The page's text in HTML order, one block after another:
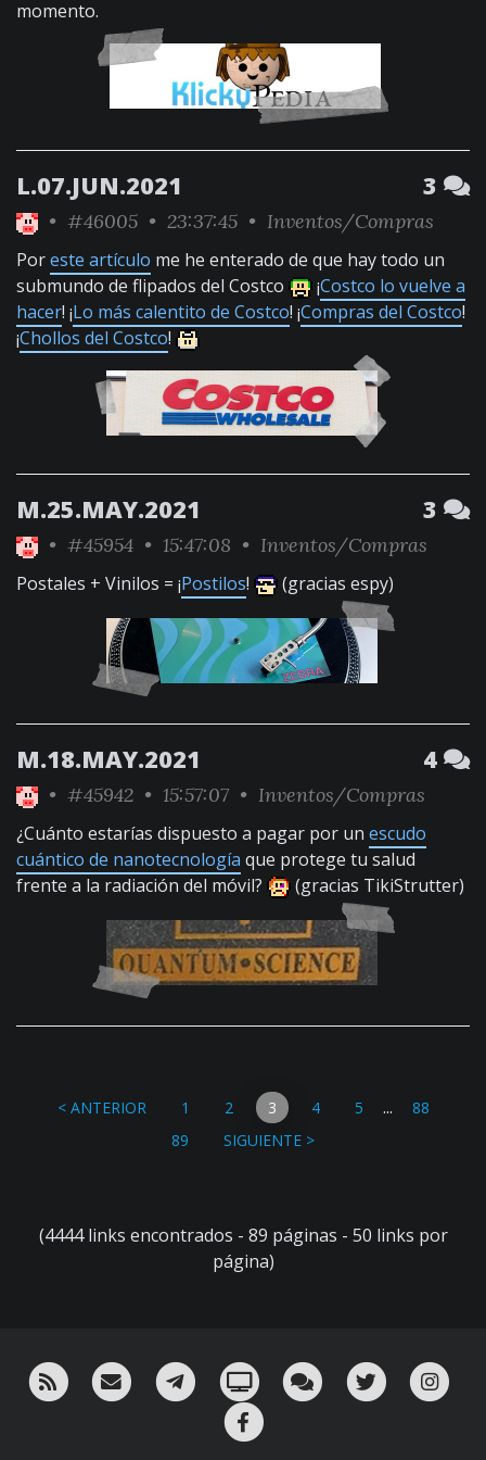
momento.
L.07.JUN.2021 3
• #46005 • 23:37:45 • Inventos/Compras
Poreste artículo me he enterado de que hay todo un
submundo de flipados del Costco
¡Costco lo vuelve a
hacer! ¡Lo más calentito de Costco! ¡Compras del Costco!
¡Chollos del Costco!
M.25.MAY.2021 3
• #45954 • 15:47:08 • Inventos/Compras
Postales + Vinilos = ¡Postilos! (gracias espy)
M.18.MAY.2021 4
• #45942 • 15:57:07 • Inventos/Compras
¿Cuánto estarías dispuesto a pagar por un escudo
cuántico de nanotecnología que protege tu salud
frente a la radiación del móvil?
(gracias TikiStrutter)
< ANTERIOR 1 2 3 4 5 ...
88
89
SIGUIENTE >
(4444 links encontrados - 89 páginas - 50 links por
página)
RSS ¡Mándame un email!¡Nuestro canal en Telegram!
Oink! TV Charla con nosotros
Twitter